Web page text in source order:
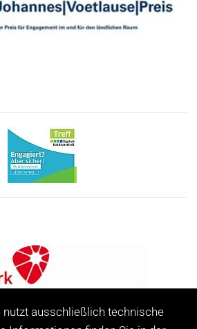
nutzt ausschließlich technische